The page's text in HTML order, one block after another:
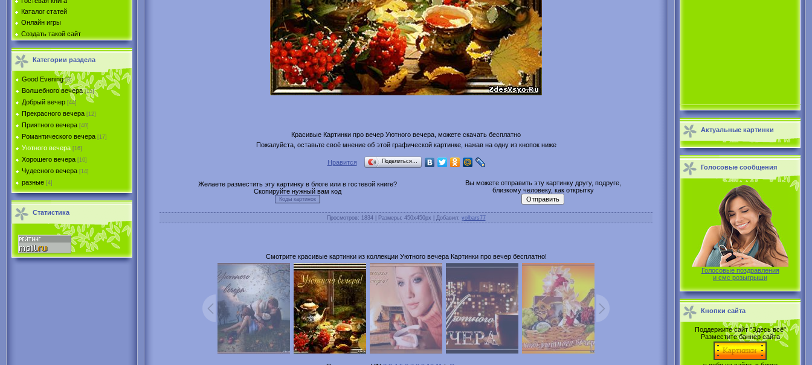
Каталог статей
Онлайн игры
Создать такой сайт
Категории раздела
Good Evening [8]
Волшебного вечера [15]
Добрый вечер [44]
Прекрасного вечера [12]
Приятного вечера [40]
Романтического вечера [17]
Уютного вечера [16]
Хорошего вечера [10]
Чудесного вечера [14]
разные [4]
Статистика
Красивые Картинки про вечер Уютного вечера, можете скачать бесплатно
Пожалуйста, оставьте своё мнение об этой графической картинке, нажав на одну из кнопок ниже
Нравится Поделиться…
Желаете разместить эту картинку в блоге или в гостевой книге?
Скопируйте нужный вам код
Вы можете отправить эту картинку другу, подруге,
близкому человеку, как открытку
Просмотров: 1834 | Размеры: 450x450px | Добавил: yolbars77
Смотрите красивые картинки из коллекции Уютного вечера Картинки про вечер бесплатно!
Актуальные картинки
Голосовые сообщения
Голосовые поздравления
и смс розыгрыши
Кнопки сайта
Поддержите сайт "Здесь всё"
Разместите баннер сайта